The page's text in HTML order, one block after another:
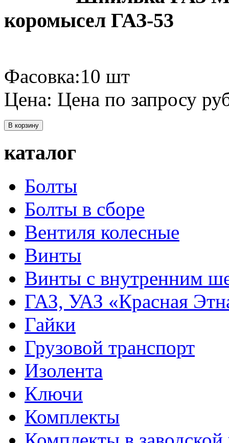
коромысел ГАЗ-53
Фасовка:10 шт
Цена: Цена по запросу
В корзину
каталог
Болты
Болты в сборе
Вентиля колесные
Винты
Винты с внутренним
ГАЗ, УАЗ «Красная
Гайки
Грузовой транспорт
Изолента
Ключи
Комплекты